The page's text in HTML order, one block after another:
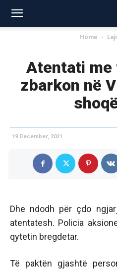
Home
Atentati me
zbarkon në
19 December, 2021
Dhe ndodh për çdo
atentatesh. Policia
qytetin bregdetar.
Të paktën gjashtë